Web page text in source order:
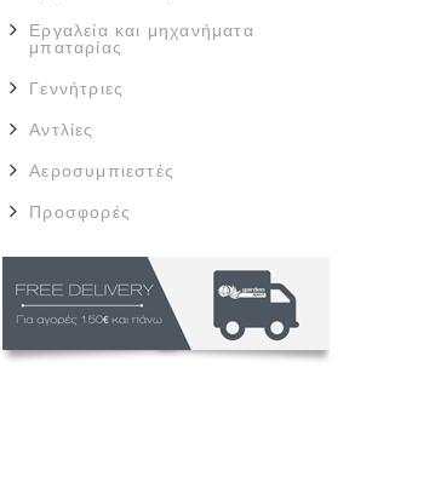
Εργαλεία και μηχανήματα
μπαταρίας
Γεννήτριες
Αντλίες
Αεροσυμπιεστές
Προσφορές